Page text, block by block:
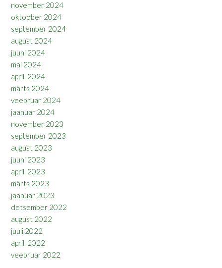
november 2024
oktoober 2024
september 2024
august 2024
juuni 2024
mai 2024
aprill 2024
märts 2024
veebruar 2024
jaanuar 2024
november 2023
september 2023
august 2023
juuni 2023
aprill 2023
märts 2023
jaanuar 2023
detsember 2022
august 2022
juuli 2022
aprill 2022
veebruar 2022